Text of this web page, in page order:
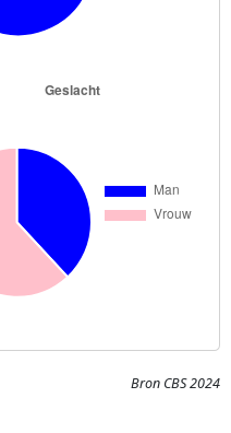
Bron CBS 2024